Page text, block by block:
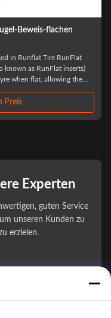
Reifen Runflat-
we do for you It is our
and Avoid all safety
safety of the driver in the
Preis
Experten
guten Service
unseren Kunden zu
erzielen.